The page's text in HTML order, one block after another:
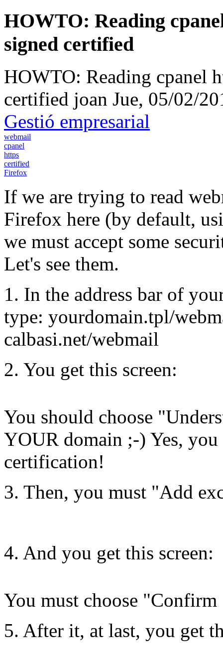
HOWTO: Reading
signed certified
HOWTO: Reading cpanel
certified joan Jue, 05/02/
Gestió empresarial
webmail
cpanel
https
certified
Firefox
If we are trying to read
Firefox here (by default,
we must accept some
Let's see them.
1. In the address bar of
type: yourdomain.tpl/
calbasi.net/webmail
2. You get this screen:
You should choose
YOUR domain ;-) Yes,
certification!
3. Then, you must "Add
4. And you get this screen:
You must choose
5. After it, at last, you get